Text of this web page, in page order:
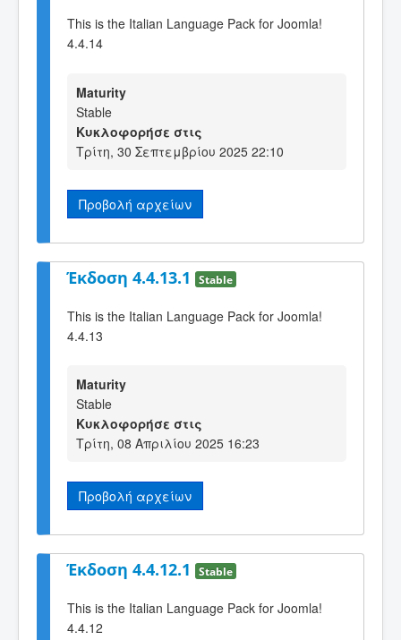
This is the Italian Language Pack for Joomla!
4.4.14
Maturity
Stable
Κυκλοφορήσε στις
Τρίτη, 30 Σεπτεμβρίου 2025 22:10
Προβολή αρχείων
Έκδοση 4.4.13.1 Stable
This is the Italian Language Pack for Joomla!
4.4.13
Maturity
Stable
Κυκλοφορήσε στις
Τρίτη, 08 Απριλίου 2025 16:23
Προβολή αρχείων
Έκδοση 4.4.12.1 Stable
This is the Italian Language Pack for Joomla!
4.4.12